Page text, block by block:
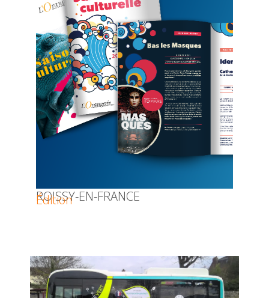
ROISSY-EN-FRANCE
Édition